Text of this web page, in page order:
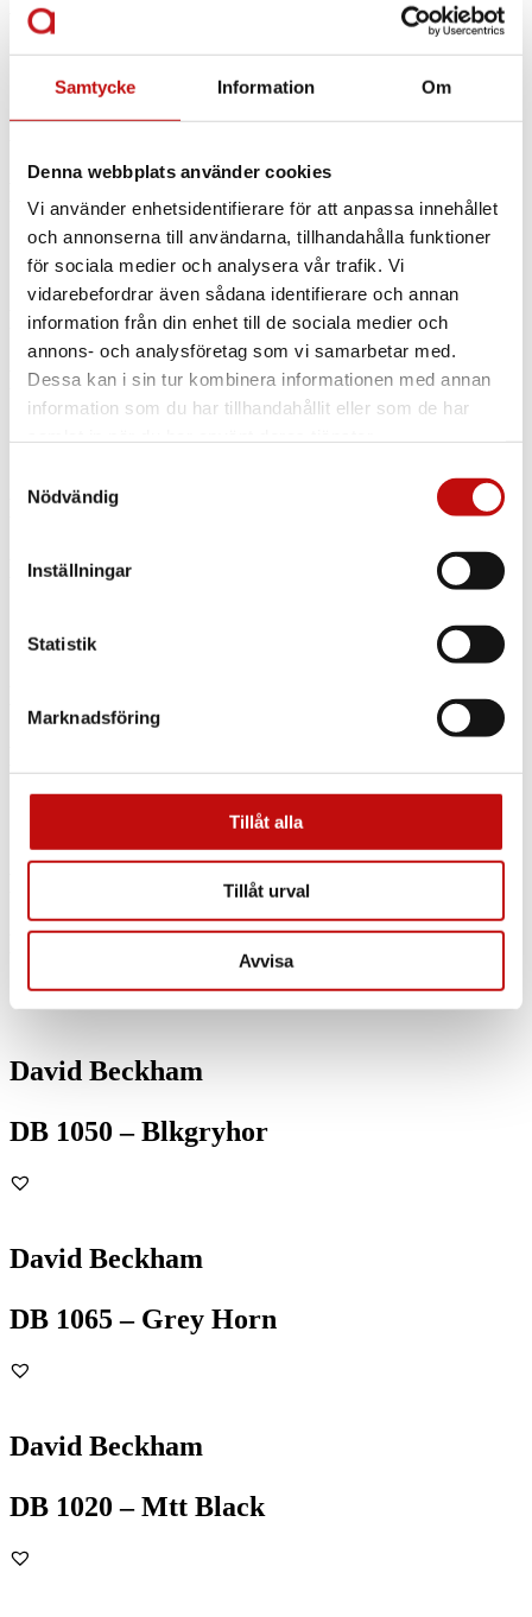
Samtycke Information Om
Denna webbplats använder cookies
Vi använder enhetsidentifierare för att anpassa innehållet
och annonserna till användarna, tillhandahålla funktioner
för sociala medier och analysera vår trafik. Vi
vidarebefordrar även sådana identifierare och annan
information från din enhet till de sociala medier och
annons- och analysföretag som vi samarbetar med.
Dessa kan i sin tur kombinera informationen med annan
information som du har tillhandahållit eller som de har
Nödvändig
Inställningar
Statistik
Marknadsföring
Tillåt alla
Tillåt urval
Avvisa
David Beckham
David Beckham
DB 1095 – Black Cry
David Beckham
DB 7108 – Crys Gold
DB 1020 – Blue
David Beckham
DB 1050 – Blkgryhor
David Beckham
DB 1065 – Grey Horn
David Beckham
DB 1020 – Mtt Black